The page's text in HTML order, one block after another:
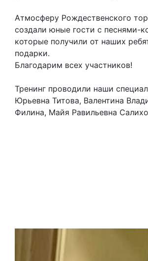
Атмосферу Рождественского
создали юные гости с песнями-
которые получили от наших
подарки.
Благодарим всех участников!
Тренинг проводили наши
Юрьевна Титова, Валентина
Филина, Майя Равильевна